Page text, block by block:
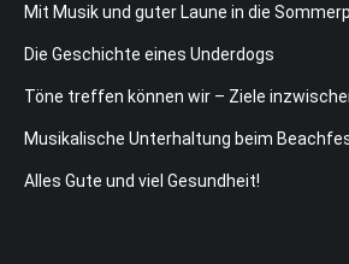
Mit Musik und guter Laune in die
Die Geschichte eines Underdogs
Töne treffen können wir – Ziele
Musikalische Unterhaltung beim
Alles Gute und viel Gesundheit!